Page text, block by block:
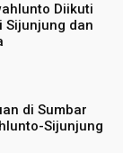
Diikuti
Sijunjung dan
di Sumbar
Sijunjung